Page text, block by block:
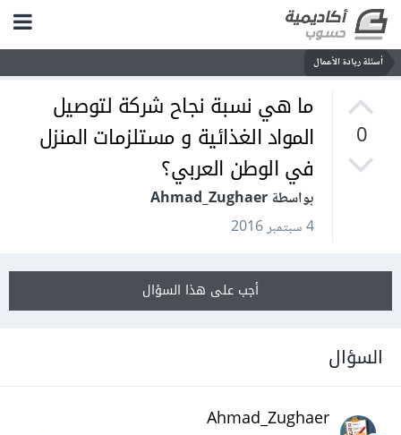
أسئلة ريادة الأعمال
0
ما هي نسبة نجاح شركة لتوصيل
المواد الغذائية و مستلزمات المنزل
في الوطن العربي؟
بواسطة Ahmad_Zughaer
4 سبتمبر 2016
أجب على هذا السؤال
السؤال
Ahmad_Zughaer